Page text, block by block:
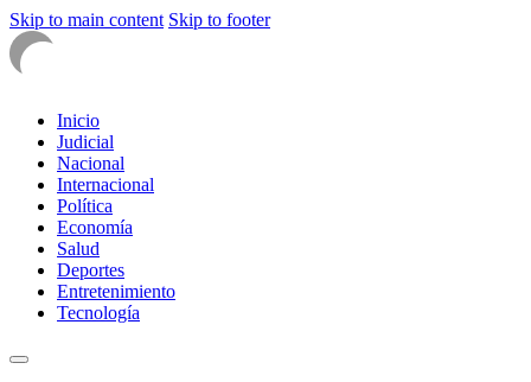
Skip to main content Skip to footer
Inicio
Judicial
Nacional
Internacional
Política
Economía
Salud
Deportes
Entretenimiento
Tecnología